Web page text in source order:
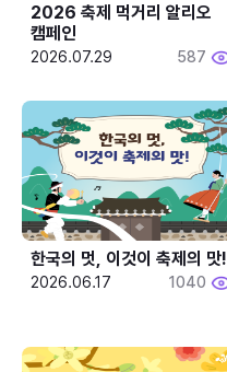
2026 축제 먹거리 알리오
캠페인
2026.07.29 587
한국의 멋, 이것이 축제의 맛!
2026.06.17 1040